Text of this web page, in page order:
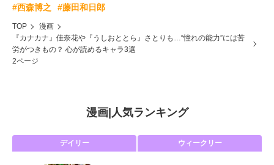
#西森博之 #藤田和日郎
TOP
漫画
『カナカナ』佳奈花や『うしおととら』さとりも…“憧れの能力”には苦
労がつきもの？ 心が読めるキャラ3選
2ページ
漫画| 人気ランキング
デイリー ウィークリー